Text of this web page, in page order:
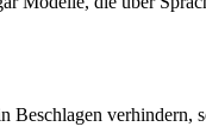
verhindern,